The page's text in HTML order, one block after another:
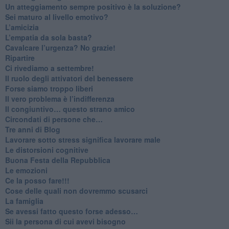
​Un atteggiamento sempre positivo è la soluzione?
​Sei maturo al livello emotivo?
​L’amicizia
​L’empatia da sola basta?
​Cavalcare l’urgenza? No grazie!
Ripartire
​Ci rivediamo a settembre!
​Il ruolo degli attivatori del benessere
​Forse siamo troppo liberi
​Il vero problema è l’indifferenza
​Il congiuntivo… questo strano amico
​Circondati di persone che…
​Tre anni di Blog
​Lavorare sotto stress significa lavorare male
​Le distorsioni cognitive
​Buona Festa della Repubblica
Le emozioni
​Ce la posso fare!!!
​Cose delle quali non dovremmo scusarci
​La famiglia
​Se avessi fatto questo forse adesso…
​Sii la persona di cui avevi bisogno